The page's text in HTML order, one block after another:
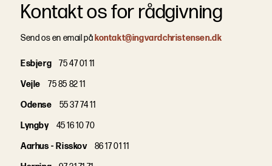
Kontakt os for rådgivning
Send os en email på kontakt@ingvardchristensen.dk
Esbjerg
75 47 01 11
Vejle
75 85 82 11
Odense
55 37 74 11
Lyngby
45 16 10 70
Aarhus - Risskov
86 17 01 11